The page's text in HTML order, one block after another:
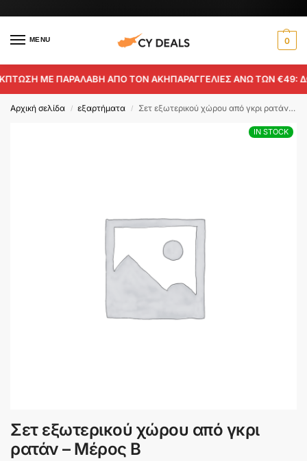
MENU 0
ΜΕ ΠΑΡΑΛΑΒΗ ΑΠΟ ΤΟΝ ΑΚΗΠΑΡΑΓΓΕΛΙΕΣ ΑΝΩ ΤΩΝ €49:
Αρχική σελίδα / εξαρτήματα / Σετ εξωτερικού χώρου από γκρι ρατάν – Μέρος Β
IN STOCK
Σετ εξωτερικού χώρου από γκρι
ρατάν – Μέρος Β